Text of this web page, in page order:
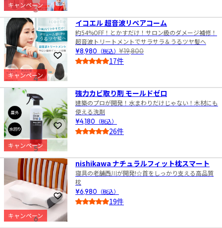
キャンペーン
お気に入りに登録
キャンペーン
3
イコエル 超音波リペアコーム
約54%OFF！とかすだけ！サロン級のダメージ補修！
超音波トリートメントでサラサラ＆うるツヤ髪へ
¥8,980 （税込） ¥19,800
17件
お気に入りに登録
キャンペーン
4
強力カビ取り剤 モールドゼロ
建築のプロが開発！水まわりだけじゃない！木材にも
使える洗剤
¥4,180 （税込）
26件
お気に入りに登録
キャンペーン
5
nishikawa ナチュラルフィット枕スマート
寝具の老舗西川が開発!☆首をしっかり支える高品質
枕
¥6,980 （税込）
19件
6